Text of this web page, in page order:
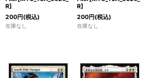
R]
200円(税込)
在庫なし
R]
200円(税込)
在庫なし